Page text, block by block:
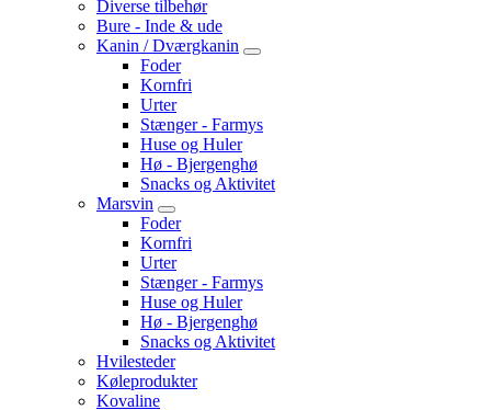
Diverse tilbehør
Bure - Inde & ude
Kanin / Dværgkanin
Foder
Kornfri
Urter
Stænger - Farmys
Huse og Huler
Hø - Bjergenghø
Snacks og Aktivitet
Marsvin
Foder
Kornfri
Urter
Stænger - Farmys
Huse og Huler
Hø - Bjergenghø
Snacks og Aktivitet
Hvilesteder
Køleprodukter
Kovaline